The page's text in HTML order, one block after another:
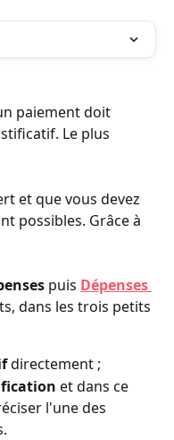
paiement doit
Le plus
et que vous devez
possibles. Grâce à
puis Dépenses
dans les trois petits
directement ;
et dans ce
l'une des